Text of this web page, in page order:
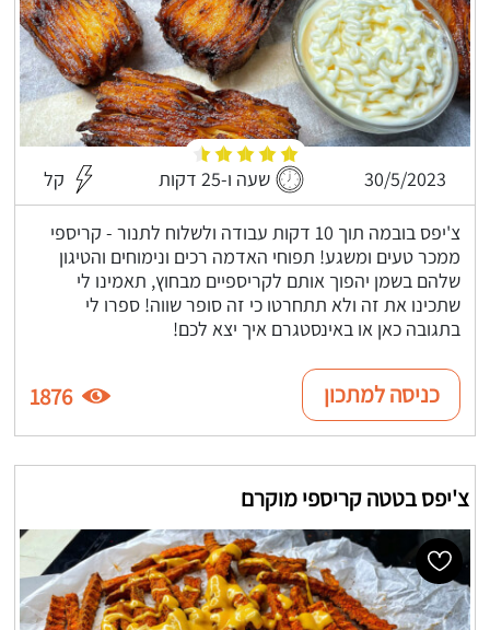
30/5/2023 שעה ו-25 דקות קל
צ'יפס בובמה תוך 10 דקות עבודה ולשלוח לתנור - קריספי
ממכר טעים ומשגע! תפוחי האדמה רכים ונימוחים והטיגון
שלהם בשמן יהפוך אותם לקריספיים מבחוץ, תאמינו לי
שתכינו את זה ולא תתחרטו כי זה סופר שווה! ספרו לי
בתגובה כאן או באינסטגרם איך יצא לכם!
כניסה למתכון 1876
צ'יפס בטטה קריספי מוקרם